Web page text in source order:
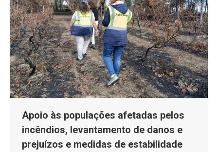
Apoio às populações afetadas pelos
incêndios, levantamento de danos e
prejuízos e medidas de estabilidade